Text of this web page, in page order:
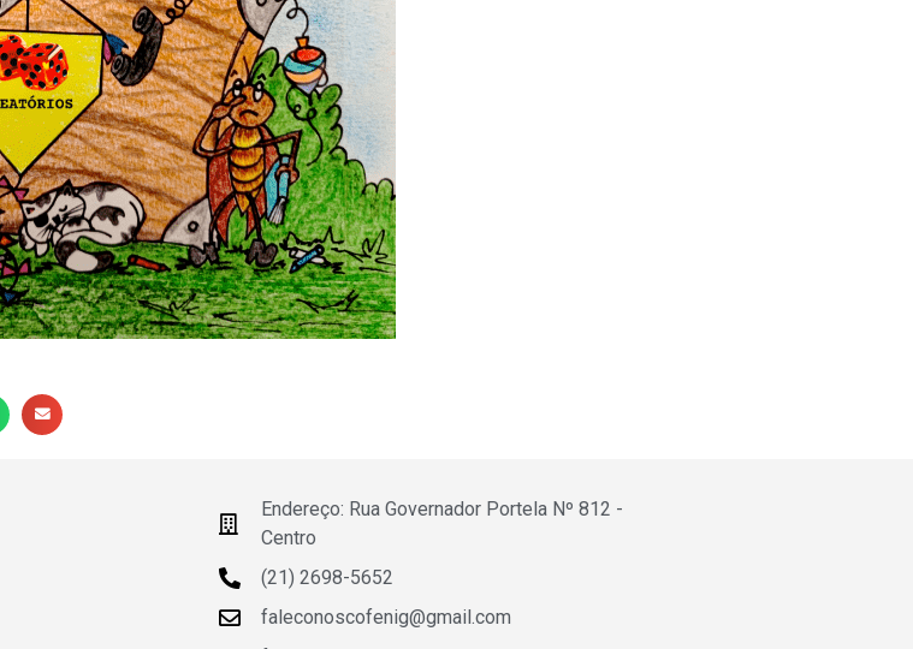
Endereço: Rua Governador Portela Nº 812 -
Centro
(21) 2698-5652
faleconoscofenig@gmail.com